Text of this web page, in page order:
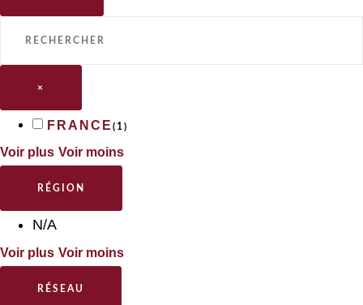
×
FRANCE ( 1 )
Voir plus Voir moins
RÉGION
N/A
Voir plus Voir moins
RÉSEAU